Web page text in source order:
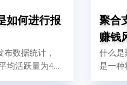
如何进行报
数据统计，
均活跃量为4、
了32%，由此
聚合
赚钱
什么
是一
的支